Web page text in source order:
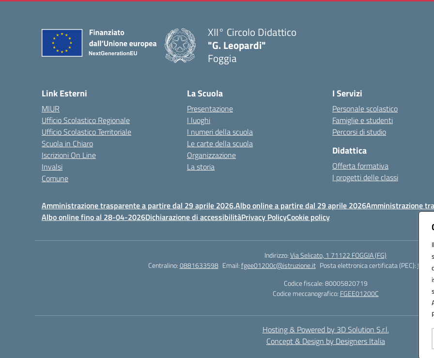
XII° Circolo Didattico
"G. Leopardi"
Foggia
Link Esterni
MIUR
Ufficio Scolastico Regionale
Ufficio Scolastico Territoriale
Scuola in Chiaro
Iscrizioni On Line
Invalsi
Comune
La Scuola
Presentazione
I luoghi
I numeri della scuola
Le carte della scuola
Organizzazione
La storia
I Servizi
Personale scolastico
Famiglie e studenti
Percorsi di studio
Didattica
Offerta formativa
I progetti delle classi
Amministrazione trasparente a partire dal 29 aprile 2026,Albo online a partire dal 29 aprile 2026Amministrazione
Albo online fino al 28-04-2026Dichiarazione di accessibilitàPrivacy PolicyCookie policy
Indirizzo:Via Selicato, 1 71122 FOGGIA (FG)
Centralino:0881633598 Email:fgee01200c@istruzione.it Posta elettronica certificata (PEC):
Codice fiscale: 80005820719
Codice meccanografico: FGEE01200C
Hosting & Powered by 3D Solution S.r.l.
Concept & Design by Designers Italia